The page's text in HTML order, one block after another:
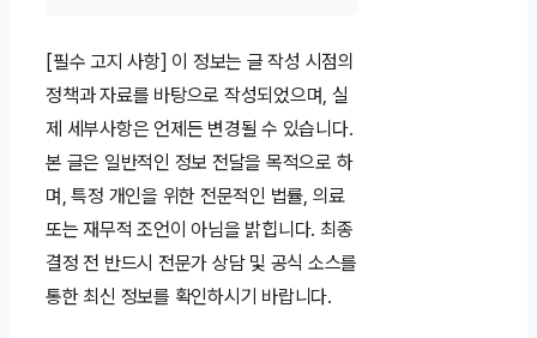
[필수 고지 사항] 이 정보는 글 작성 시점의
정책과 자료를 바탕으로 작성되었으며, 실
제 세부사항은 언제든 변경될 수 있습니다.
본 글은 일반적인 정보 전달을 목적으로 하
며, 특정 개인을 위한 전문적인 법률, 의료
또는 재무적 조언이 아님을 밝힙니다. 최종
결정 전 반드시 전문가 상담 및 공식 소스를
통한 최신 정보를 확인하시기 바랍니다.